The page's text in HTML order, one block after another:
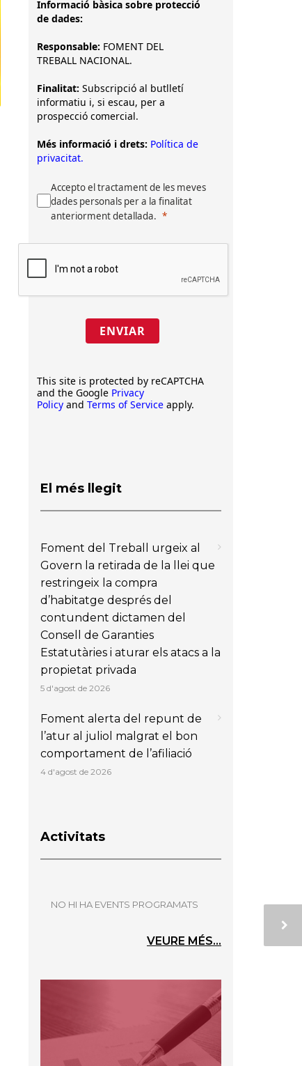
Informació bàsica sobre protecció
de dades:
Responsable: FOMENT DEL
TREBALL NACIONAL.
Finalitat: Subscripció al butlletí
informatiu i, si escau, per a
prospecció comercial.
Més informació i drets: Política de
privacitat.
Accepto el tractament de les meves
dades personals per a la finalitat
anteriorment detallada.
ENVIAR
This site is protected by reCAPTCHA
and the Google Privacy
Policy and Terms of Service apply.
El més llegit
Foment del Treball urgeix al
Govern la retirada de la llei que
restringeix la compra
d’habitatge després del
contundent dictamen del
Consell de Garanties
Estatutàries i aturar els atacs a la
propietat privada
5 d'agost de 2026
Foment alerta del repunt de
l’atur al juliol malgrat el bon
comportament de l’afiliació
4 d'agost de 2026
Activitats
NO HI HA EVENTS PROGRAMATS
VEURE MÉS...